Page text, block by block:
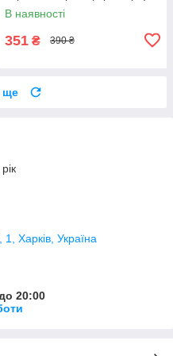
В наявності
351 ₴ 390 ₴
ще
Харків, Україна
20:00